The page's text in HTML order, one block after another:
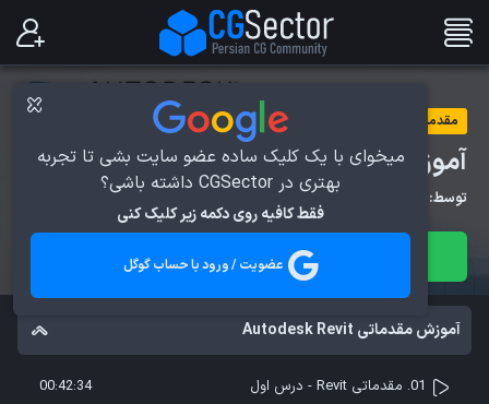
میخوای با یک کلیک ساده عضو سایت بشی تا تجربه
بهتری در CGSector داشته باشی؟
فقط کافیه روی دکمه زیر کلیک کنی
عضویت / ورود با حساب گوگل
مقدماتی
آموزش مقدماتی Autodesk Revit
توسط:
مشاهده دوره
آموزش مقدماتی Autodesk Revit
01. مقدماتی Revit - درس اول 00:42:34